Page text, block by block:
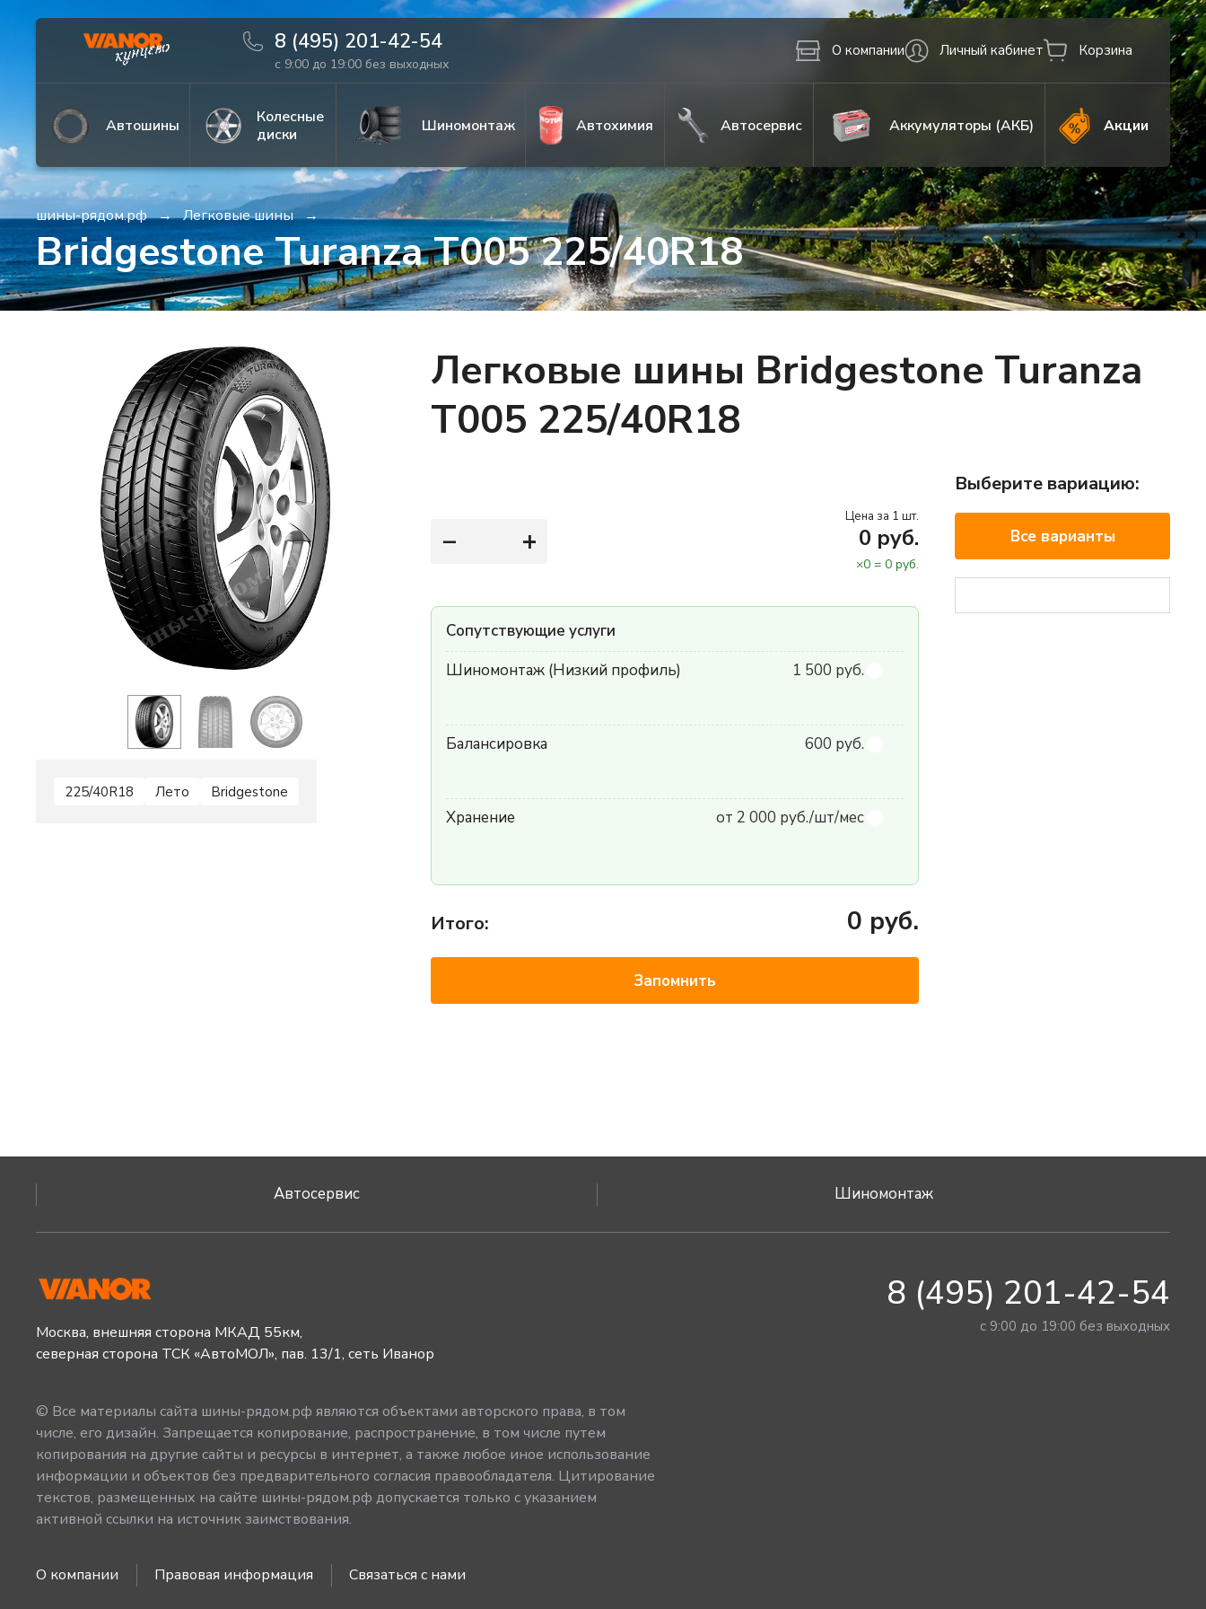
8 (495) 201-42-54
с 9:00 до 19:00 без выходных
О компании Личный кабинет Корзина
Автошины
Колесные
диски
Шиномонтаж Автохимия Автосервис Аккумуляторы (АКБ) Акции
шины-рядом.рф Легковые шины
Bridgestone Turanza T005 225/40R18
225/40R18 Лето Bridgestone
Легковые шины Bridgestone Turanza
T005 225/40R18
− +
Цена за 1 шт.
0 руб.
×0 = 0 руб.
Сопутствующие услуги
Шиномонтаж (Низкий профиль)
1 500 руб.
Балансировка 600 руб.
Хранение от 2 000 руб./шт/мес
Итого: 0 руб.
Запомнить
Выберите вариацию:
Все варианты
Автосервис Шиномонтаж
Москва, внешняя сторона МКАД 55км,
северная сторона ТСК «АвтоМОЛ», пав. 13/1, сеть Иванор
8 (495) 201-42-54
с 9:00 до 19:00 без выходных
© Все материалы сайта шины-рядом.рф являются объектами авторского права, в том
числе, его дизайн. Запрещается копирование, распространение, в том числе путем
копирования на другие сайты и ресурсы в интернет, а также любое иное использование
информации и объектов без предварительного согласия правообладателя. Цитирование
текстов, размещенных на сайте шины-рядом.рф допускается только с указанием
активной ссылки на источник заимствования.
О компании Правовая информация Связаться с нами
Информация Фото товара